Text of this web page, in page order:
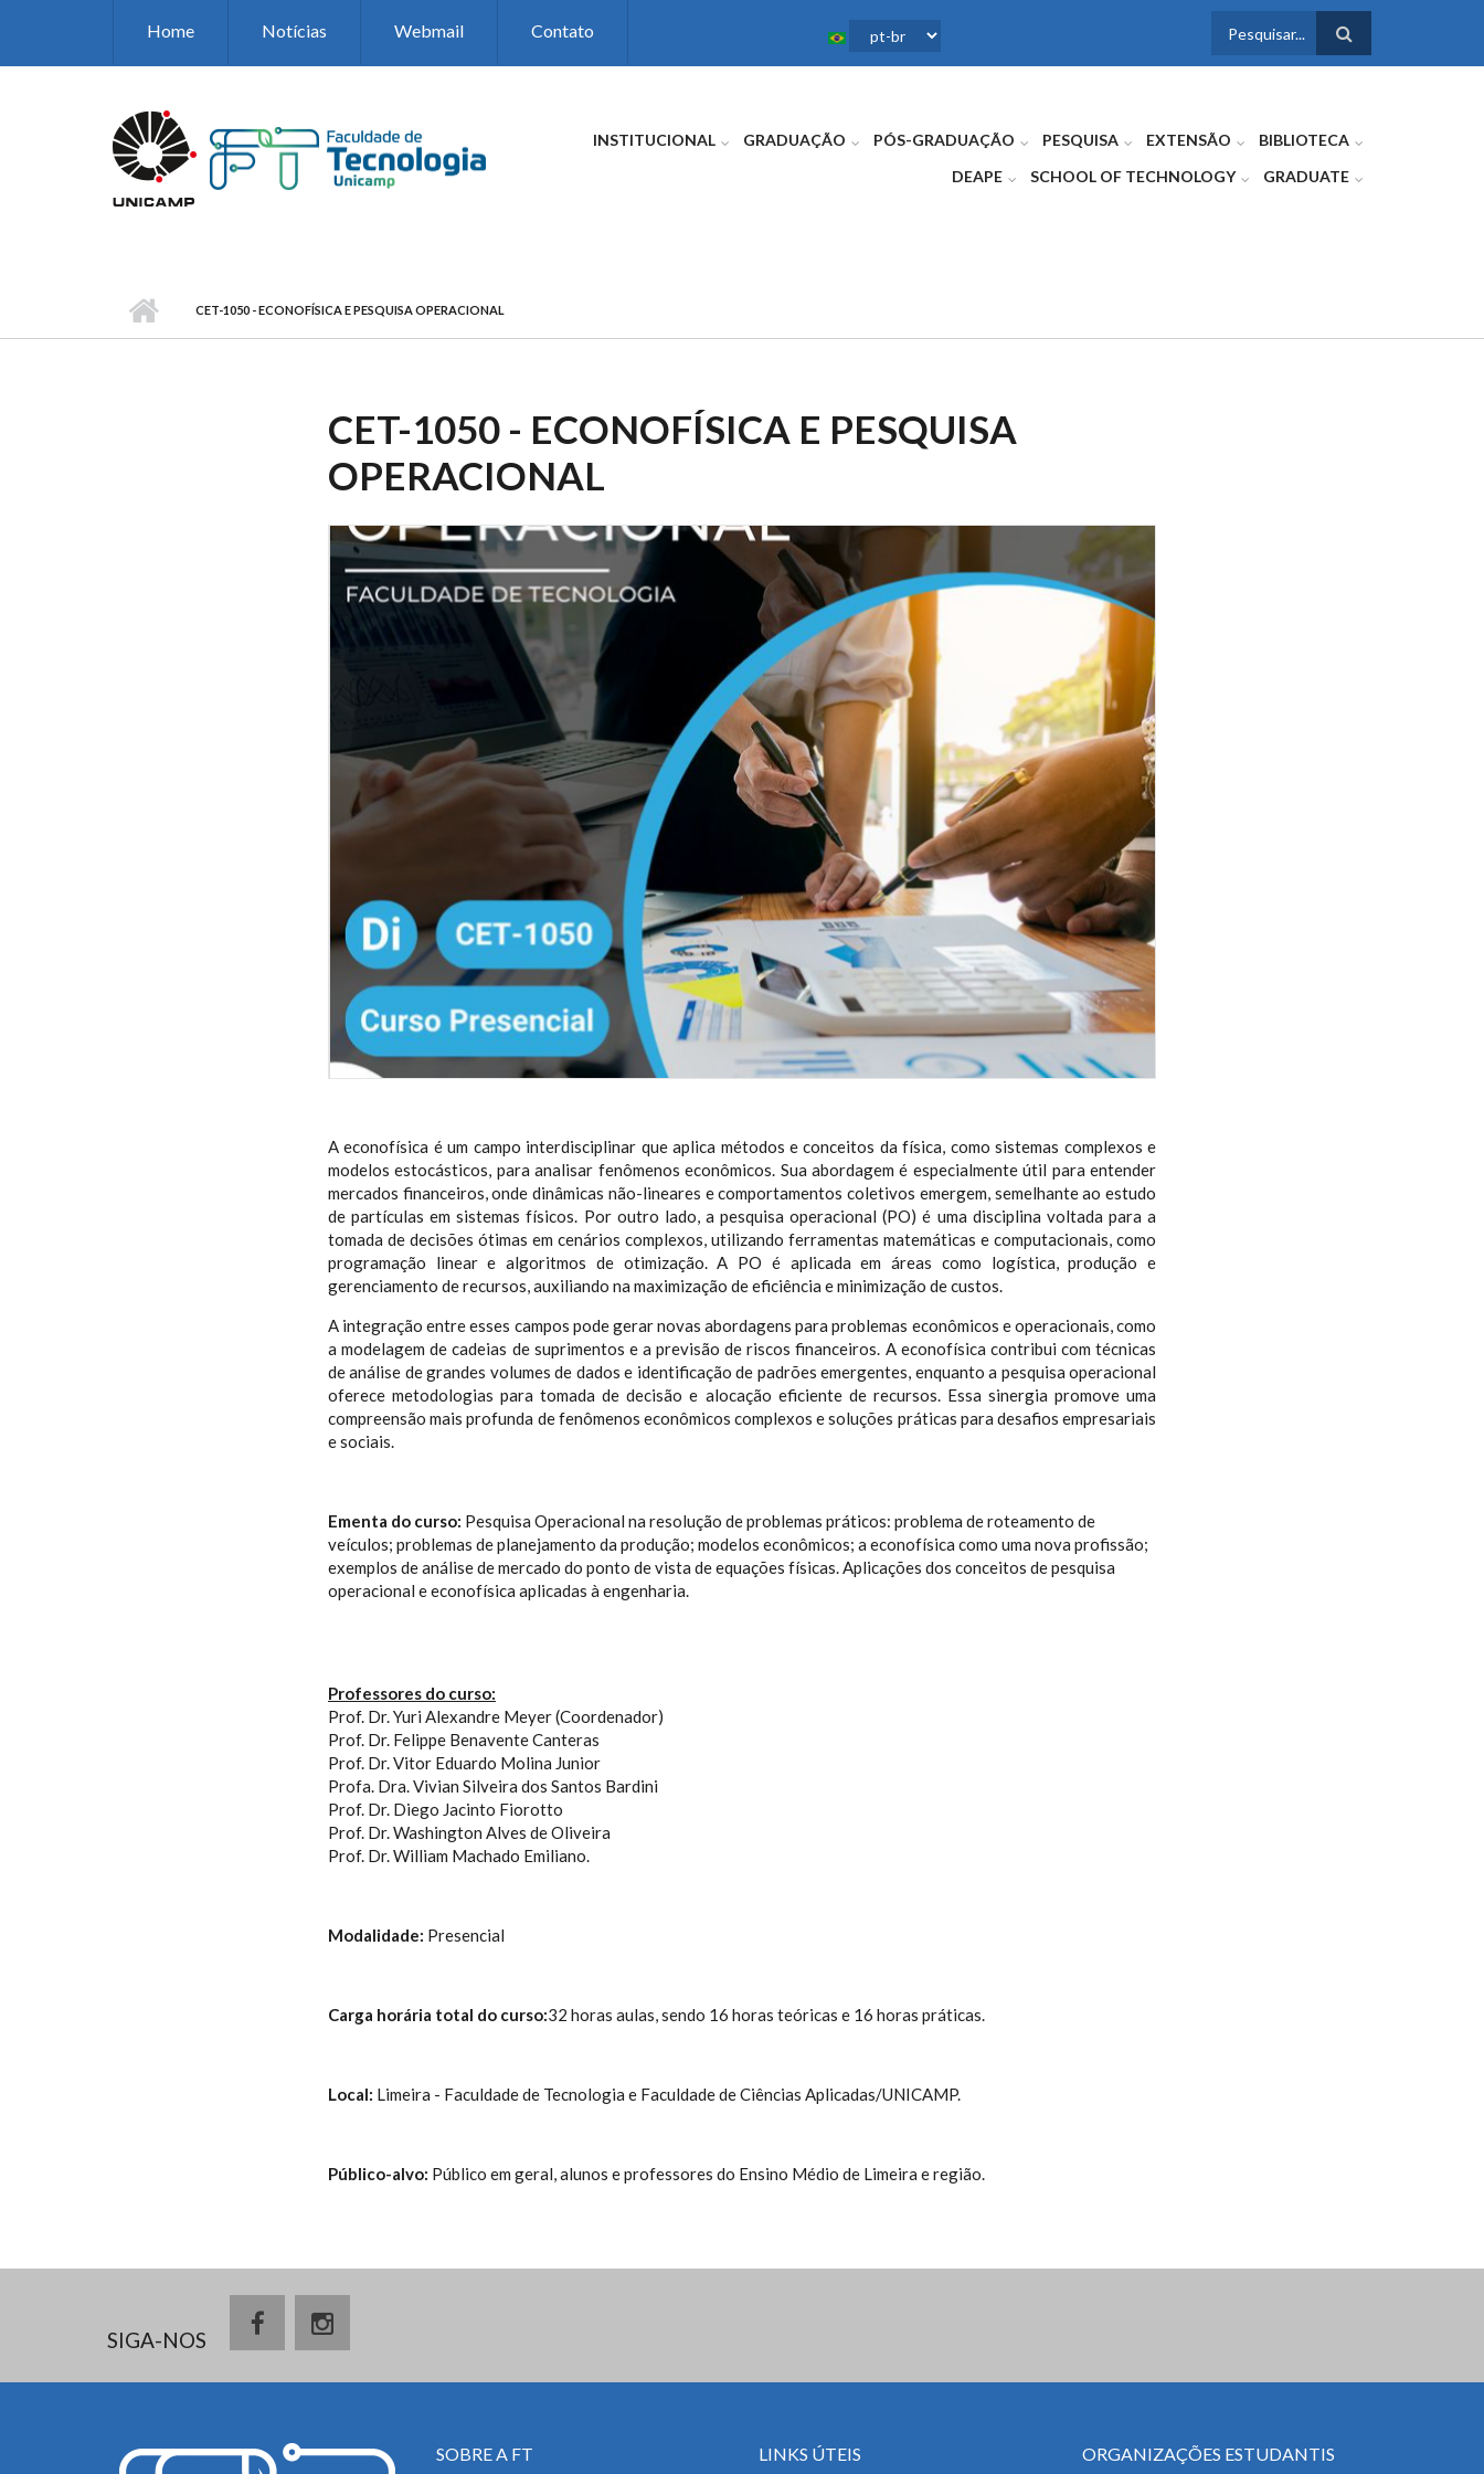
Home Notícias Webmail Contato
FORMULÁRIO
INSTITUCIONAL GRADUAÇÃO PÓS-GRADUAÇÃO PESQUISA EXTENSÃO
BIBLIOTECA
DEAPE
SCHOOL OF TECHNOLOGY GRADUATE
CET-1050 - ECONOFÍSICA E PESQUISA OPERACIONAL
CET-1050 - ECONOFÍSICA E PESQUISA
OPERACIONAL
A econofísica é um campo interdisciplinar que aplica métodos e conceitos da física, como sistemas complexos e
modelos estocásticos, para analisar fenômenos econômicos. Sua abordagem é especialmente útil para entender
mercados financeiros, onde dinâmicas não-lineares e comportamentos coletivos emergem, semelhante ao estudo
de partículas em sistemas físicos. Por outro lado, a pesquisa operacional (PO) é uma disciplina voltada para a
tomada de decisões ótimas em cenários complexos, utilizando ferramentas matemáticas e computacionais, como
programação linear e algoritmos de otimização. A PO é aplicada em áreas como logística, produção e
gerenciamento de recursos, auxiliando na maximização de eficiência e minimização de custos.
A integração entre esses campos pode gerar novas abordagens para problemas econômicos e operacionais, como
a modelagem de cadeias de suprimentos e a previsão de riscos financeiros. A econofísica contribui com técnicas
de análise de grandes volumes de dados e identificação de padrões emergentes, enquanto a pesquisa operacional
oferece metodologias para tomada de decisão e alocação eficiente de recursos. Essa sinergia promove uma
compreensão mais profunda de fenômenos econômicos complexos e soluções práticas para desafios empresariais
e sociais.
Ementa do curso: Pesquisa Operacional na resolução de problemas práticos: problema de roteamento de
veículos; problemas de planejamento da produção; modelos econômicos; a econofísica como uma nova profissão;
exemplos de análise de mercado do ponto de vista de equações físicas. Aplicações dos conceitos de pesquisa
operacional e econofísica aplicadas à engenharia.
Professores do curso:
Prof. Dr. Yuri Alexandre Meyer(Coordenador)
Prof. Dr. Felippe Benavente Canteras
Prof. Dr. Vitor Eduardo Molina Junior
Profa. Dra. Vivian Silveira dos Santos Bardini
Prof. Dr. Diego Jacinto Fiorotto
Prof. Dr. Washington Alves de Oliveira
Prof. Dr. William Machado Emiliano.
Modalidade: Presencial
Carga horária total do curso:32 horas aulas, sendo 16 horas teóricas e 16 horas práticas.
Local: Limeira - Faculdade de Tecnologia e Faculdade de Ciências Aplicadas/UNICAMP.
Público-alvo: Público em geral, alunos e professores do Ensino Médio de Limeira e região.
SIGA-NOS
SOBRE A FT LINKS ÚTEIS ORGANIZAÇÕES ESTUDANTIS